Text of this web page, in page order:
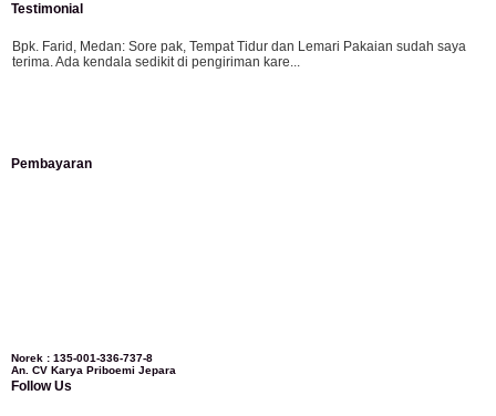
Testimonial
Bpk. Farid, Medan: Sore pak, Tempat Tidur dan Lemari Pakaian sudah saya
terima. Ada kendala sedikit di pengiriman kare...
kursi teras saya sudah saya terima dan p...
Ibu Jennita, Banjarbaru Kalimantan:
sampai,, barangnya sama dengan di foto. Gak nyesel deh beli geby...
Pembayaran
Norek : 135-001-336-737-8
An. CV Karya Priboemi Jepara
Follow Us